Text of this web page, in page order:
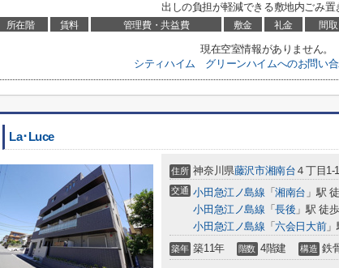
出しの負担が軽減できる敷地内ごみ置
所在階 賃料 管理費・共益費 敷金 礼金 間取
現在空室情報がありません。
シティハイム グリーンハイムへのお問い合
La･Luce
住所 神奈川県藤沢市湘南台 ４丁目1-1
交通 小田急江ノ島線 「湘南台 」駅
小田急江ノ島線 「長後 」駅 徒
小田急江ノ島線 「六会日大前」
築年 築11年 階数 4階建 構造 鉄